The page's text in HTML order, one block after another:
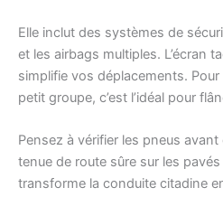
Elle inclut des systèmes de
et les airbags multiples. L’écran
simplifie vos déplacements.
petit groupe, c’est l’idéal pour
Pensez à vérifier les pneus
tenue de route sûre sur les
transforme la conduite citadine